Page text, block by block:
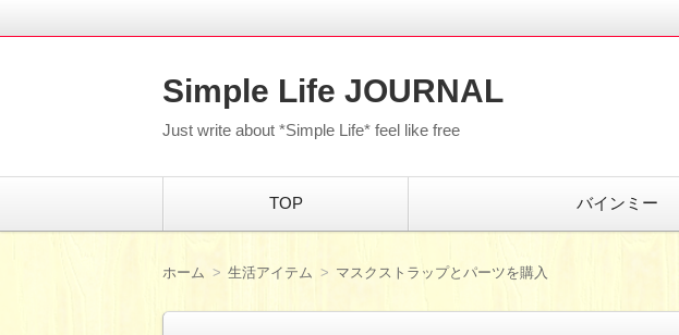
Simple Life JOURNAL
Just write about *Simple Life* feel like free
TOP バインミー
ホーム 生活アイテム マスクストラップとパーツを購入